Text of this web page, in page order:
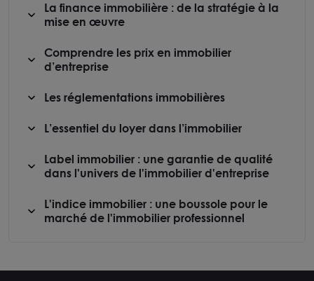
La finance immobilière : de la stratégie à la
mise en œuvre
Comprendre les prix en immobilier
d’entreprise
Les réglementations immobilières
L’essentiel du loyer dans l’immobilier
Label immobilier : une garantie de qualité
dans l'univers de l'immobilier d'entreprise
L'indice immobilier : une boussole pour le
marché de l'immobilier professionnel